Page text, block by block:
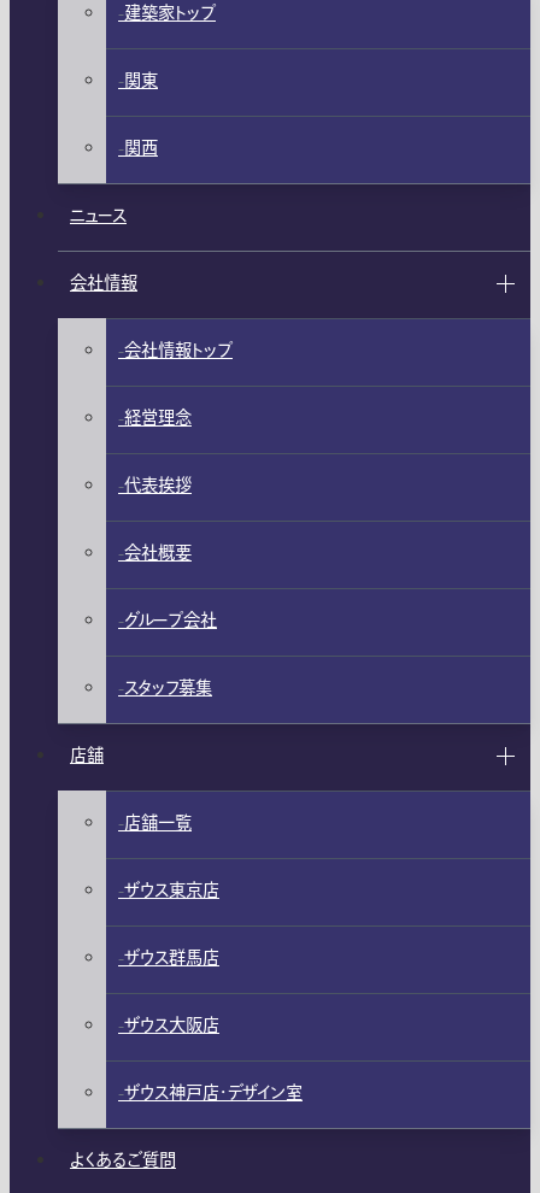
建築家トップ
関東
関西
ニュース
会社情報
会社情報トップ
経営理念
代表挨拶
会社概要
グループ会社
スタッフ募集
店舗
店舗一覧
ザウス東京店
ザウス群馬店
ザウス大阪店
ザウス神戸店・デザイン室
よくあるご質問